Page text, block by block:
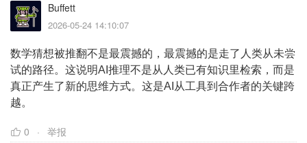
Buffett
2026-05-24 14:10:07
数学猜想被推翻不是最震撼的，最震撼的是走了人类从未尝
试的路径。这说明AI推理不是从人类已有知识里检索，而是
真正产生了新的思维方式。这是AI从工具到合作者的关键跨
越。
0
举报